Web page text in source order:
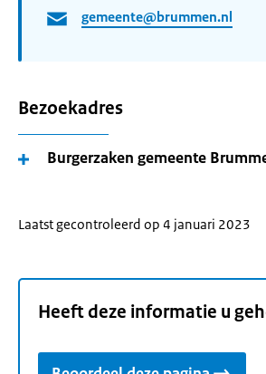
gemeente@brummen.nl
Bezoekadres
Burgerzaken gemeente
Laatst gecontroleerd op 4 januari 2023
Heeft deze informatie u